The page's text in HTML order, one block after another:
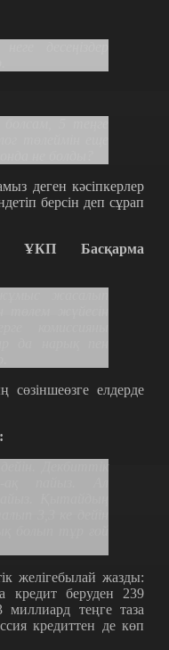
деген кәсіпкерлер
берсін деп сұрап
ҰКП Басқарма
елдерде
желігебылай жазды:
беруден 239
теңге таза
кредиттен де көп